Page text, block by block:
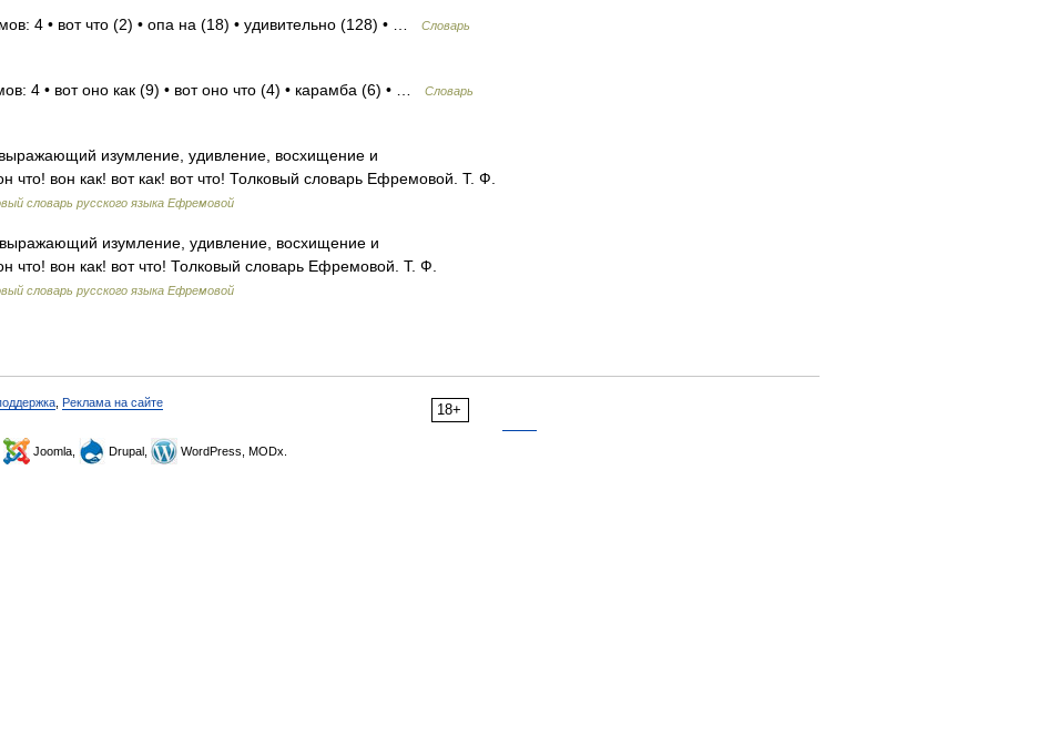
4 • вот что (2) • опа на (18) • удивительно (128) • …
Словарь
4 • вот оно как (9) • вот оно что (4) • карамба (6) • …
Словарь
изумление, удивление, восхищение и
что! вон как! вот как! вот что! Толковый словарь Ефремовой. Т. Ф.
словарь русского языка Ефремовой
изумление, удивление, восхищение и
что! вон как! вот что! Толковый словарь Ефремовой. Т. Ф.
словарь русского языка Ефремовой
18+
Реклама на сайте
Joomla, Drupal, WordPress, MODx.